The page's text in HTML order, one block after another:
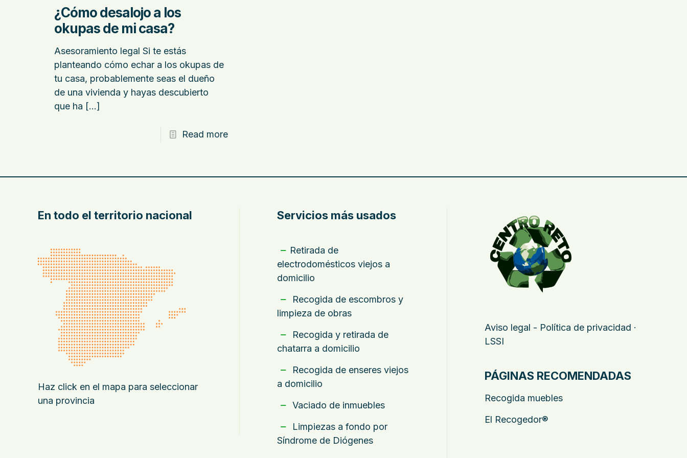
¿Cómo desalojo a los
okupas de mi casa?
Asesoramiento legal Si te estás
planteando cómo echar a los okupas de
tu casa, probablemente seas el dueño
de una vivienda y hayas descubierto
que ha […]
Read more
En todo el territorio nacional
Haz click en el mapa para seleccionar
una provincia
Servicios más usados
Retirada de
electrodomésticos viejos a
domicilio
Recogida de escombros y
limpieza de obras
Recogida y retirada de
chatarra a domicilio
Recogida de enseres viejos
a domicilio
Vaciado de inmuebles
Limpiezas a fondo por
Síndrome de Diógenes
Aviso legal - Política de privacidad ·
LSSI
PÁGINAS RECOMENDADAS
Recogida muebles
El Recogedor®